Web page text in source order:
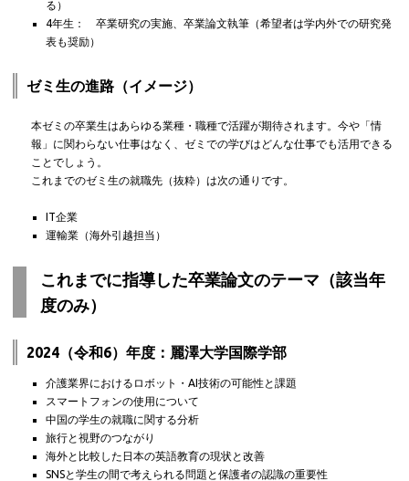
る）
4年生： 卒業研究の実施、卒業論文執筆（希望者は学内外での研究発
表も奨励）
ゼミ生の進路（イメージ）
本ゼミの卒業生はあらゆる業種・職種で活躍が期待されます。今や「情
報」に関わらない仕事はなく、ゼミでの学びはどんな仕事でも活用できる
ことでしょう。
これまでのゼミ生の就職先（抜粋）は次の通りです。
IT企業
運輸業（海外引越担当）
これまでに指導した卒業論文のテーマ（該当年
度のみ）
2024（令和6）年度：麗澤大学国際学部
介護業界におけるロボット・AI技術の可能性と課題
スマートフォンの使用について
中国の学生の就職に関する分析
旅行と視野のつながり
海外と比較した日本の英語教育の現状と改善
SNSと学生の間で考えられる問題と保護者の認識の重要性